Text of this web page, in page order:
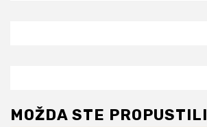
MOŽDA STE PROPUSTILI